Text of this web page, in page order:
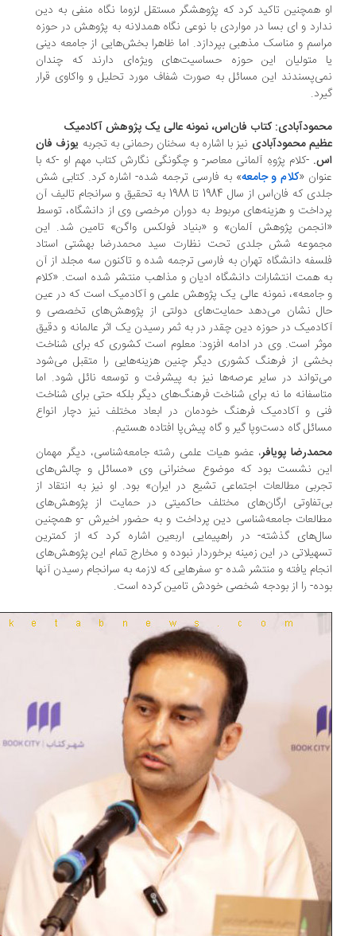
همچنین تاکید کرد که پژوهشگر مستقل لزوما نگاه منفی به دین
و ‌ای بسا در مواردی با نوعی نگاه همدلانه به پژوهش در حوزه
و مناسک مذهبی بپردازد. اما ظاهرا بخش‌هایی از جامعه دینی
متولیان این حوزه حساسیت‌های ویژه‌ای دارند که چندان
این مسائل به صورت شفاف مورد تحلیل و واکاوی قرار
کتاب فان‌اس، نمونه عالی یک پژوهش آکادمیک
محمودآبادینیز با اشاره به سخنان رحمانی به تجربه یوزف فان
-کلام پژوهِ آلمانی معاصر- و چگونگی نگارش کتاب مهم او -که با
«کلام و جامعه» به فارسی ترجمه شده- اشاره کرد. کتابی شش
جلدی که فان‌اس از سال 1984 تا 1988 به تحقیق و سرانجام تالیف آن
و هزینه‌های مربوط به دوران مرخصی وی از دانشگاه، توسط
پژوهش آلمان» و «بنیاد فولکس واگن» تامین شد. این
شش جلدی تحت نظارت سید محمدرضا بهشتی استاد
دانشگاه تهران به فارسی ترجمه شده و تاکنون سه مجلد از آن
همت انتشارات دانشگاه ادیان و مذاهب منتشر شده است. «کلام
نمونه عالی یک پژوهش علمی و آکادمیک است که در عین
نشان می‌دهد حمایت‌های دولتی از پژوهش‌های تخصصی و
در حوزه دین چقدر در به ثمر رسیدن یک اثر عالمانه و دقیق
است. وی در ادامه افزود: معلوم است کشوری که برای شناخت
از فرهنگ کشوری دیگر چنین هزینه‌هایی را متقبل می‌شود
در سایر عرصه‌ها نیز به پیشرفت و توسعه نائل شود. اما
ما نه برای شناخت فرهنگ‌های دیگر بلکه حتی برای شناخت
و آکادمیک فرهنگ خودمان در ابعاد مختلف نیز دچار انواع
گاه دست‌وپا گیر و گاه پیش‌پا افتاده هستیم.
پویافر، عضو هیات علمی رشته جامعه‌شناسی، دیگر مهمان
نشست بود که موضوع سخنرانی وی «مسائل و چالش‌های
مطالعات اجتماعی تشیع در ایران» بود. او نیز به انتقاد از
ارگان‌های مختلف حاکمیتی در حمایت از پژوهش‌های
جامعه‌شناسی دین پرداخت و به حضور اخیرش -و همچنین
گذشته- در راهپیمایی اربعین اشاره کرد که از کمترین
در این زمینه برخوردار نبوده و مخارج تمام این پژوهش‌های
یافته و منتشر شده -و سفرهایی که لازمه به سرانجام رسیدن آنها
را از بودجه شخصی خودش تامین کرده است.